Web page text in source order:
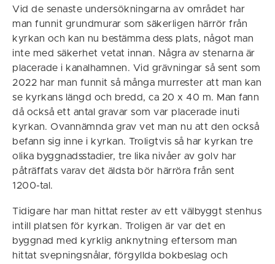
Vid de senaste undersökningarna av området har
man funnit grundmurar som säkerligen härrör från
kyrkan och kan nu bestämma dess plats, något man
inte med säkerhet vetat innan. Några av stenarna är
placerade i kanalhamnen. Vid grävningar så sent som
2022 har man funnit så många murrester att man kan
se kyrkans längd och bredd, ca 20 x 40 m. Man fann
då också ett antal gravar som var placerade inuti
kyrkan. Ovannämnda grav vet man nu att den också
befann sig inne i kyrkan. Troligtvis så har kyrkan tre
olika byggnadsstadier, tre lika nivåer av golv har
påträffats varav det äldsta bör härröra från sent
1200-tal.
Tidigare har man hittat rester av ett välbyggt stenhus
intill platsen för kyrkan. Troligen är var det en
byggnad med kyrklig anknytning eftersom man
hittat svepningsnålar, förgyllda bokbeslag och